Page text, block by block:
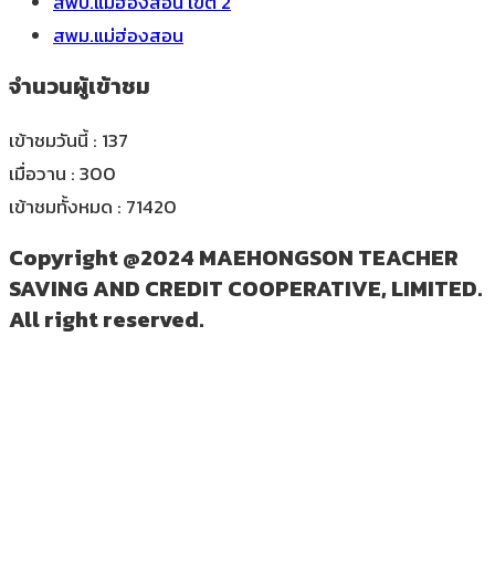
สพม.แม่ฮ่องสอน
จำนวนผู้เข้าชม
เข้าชมวันนี้ : 137
เมื่อวาน : 300
เข้าชมทั้งหมด : 71420
Copyright @2024 MAEHONGSON TEACHER
SAVING AND CREDIT COOPERATIVE, LIMITED.
All right reserved.